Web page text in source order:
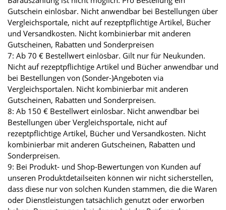
Gutschein einlösbar. Nicht anwendbar bei Bestellungen über
Vergleichsportale, nicht auf rezeptpflichtige Artikel, Bücher
und Versandkosten. Nicht kombinierbar mit anderen
Gutscheinen, Rabatten und Sonderpreisen
7: Ab 70 € Bestellwert einlösbar. Gilt nur für Neukunden.
Nicht auf rezeptpflichtige Artikel und Bücher anwendbar und
bei Bestellungen von (Sonder-)Angeboten via
Vergleichsportalen. Nicht kombinierbar mit anderen
Gutscheinen, Rabatten und Sonderpreisen.
8: Ab 150 € Bestellwert einlösbar. Nicht anwendbar bei
Bestellungen über Vergleichsportale, nicht auf
rezeptpflichtige Artikel, Bücher und Versandkosten. Nicht
kombinierbar mit anderen Gutscheinen, Rabatten und
Sonderpreisen.
9: Bei Produkt- und Shop-Bewertungen von Kunden auf
unseren Produktdetailseiten können wir nicht sicherstellen,
dass diese nur von solchen Kunden stammen, die die Waren
oder Dienstleistungen tatsächlich genutzt oder erworben